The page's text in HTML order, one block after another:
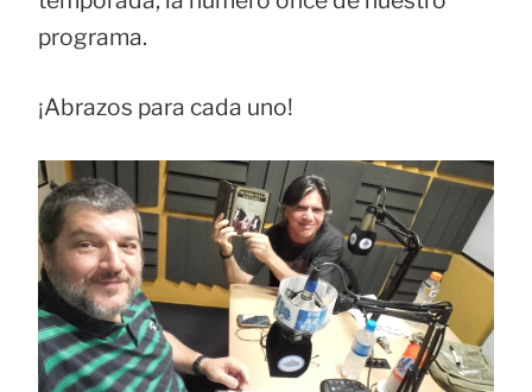
programa.
¡Abrazos para cada uno!